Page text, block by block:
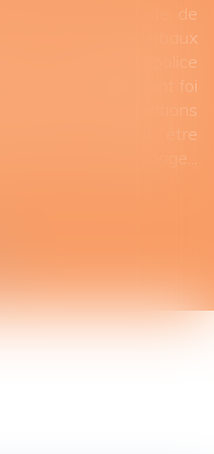
537 du code de
les procès-verbaux
ou agents de police
par leurs adjoints, font foi
des contraventions
preuve ne peut être
ou par témoignage...